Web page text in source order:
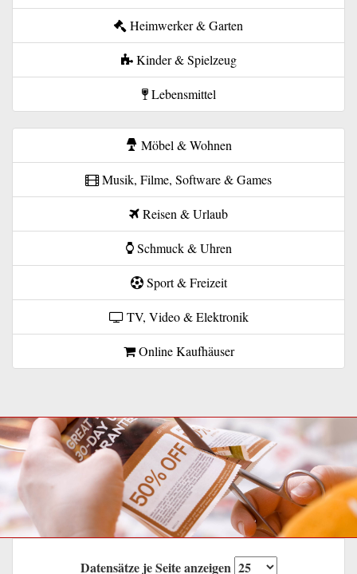
Heimwerker & Garten
Kinder & Spielzeug
Lebensmittel
Möbel & Wohnen
Musik, Filme, Software & Games
Reisen & Urlaub
Schmuck & Uhren
Sport & Freizeit
TV, Video & Elektronik
Online Kaufhäuser
Datensätze je Seite anzeigen